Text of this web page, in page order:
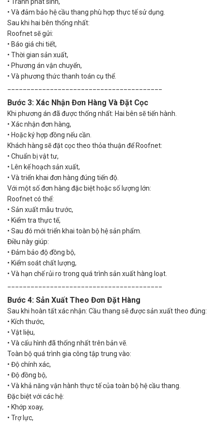
• Và đảm bảo hệ cầu thang phù hợp thực tế sử dụng.
Sau khi hai bên thống nhất:
Roofnet sẽ gửi:
• Báo giá chi tiết,
• Thời gian sản xuất,
• Phương án vận chuyển,
• Và phương thức thanh toán cụ thể.
Bước 3: Xác Nhận Đơn Hàng Và Đặt Cọc
Khi phương án đã được thống nhất: Hai bên sẽ tiến hành.
• Xác nhận đơn hàng,
• Hoặc ký hợp đồng nếu cần.
Khách hàng sẽ đặt cọc theo thỏa thuận để Roofnet:
• Chuẩn bị vật tư,
•
Lên kế hoạch sản xuất,
• Và triển khai đơn hàng đúng tiến độ.
Với một số đơn hàng đặc biệt hoặc số lượng lớn:
Roofnet có thể:
• Sản xuất mẫu trước,
• Kiểm tra thực tế,
• Sau đó mới triển khai toàn bộ hệ sản phẩm.
Điều này giúp:
• Đảm bảo độ đồng bộ,
• Kiểm soát chất lượng,
• Và hạn chế rủi ro trong quá trình sản xuất hàng loạt.
Bước 4: Sản Xuất Theo Đơn Đặt Hàng
Sau khi hoàn tất xác nhận: Cầu thang sẽ được sản xuất theo đúng:
• Kích thước,
• Vật liệu,
• Và cấu hình đã thống nhất trên bản vẽ.
Toàn bộ quá trình gia công tập trung vào:
• Độ chính xác,
• Độ đồng bộ,
• Và khả năng vận hành thực tế của toàn bộ hệ cầu thang.
Đặc biệt với các hệ:
• Khớp xoay,
• Trợ lực,